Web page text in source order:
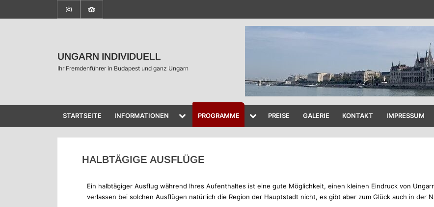
UNGARN INDIVIDUELL
Ihr Fremdenführer in Budapest und ganz Ungarn
STARTSEITE INFORMATIONEN PROGRAMME PREISE GALERIE KONTAKT IMPRESSUM
HALBTÄGIGE AUSFLÜGE
Ein halbtägiger Ausflug während Ihres Aufenthaltes ist eine gute Möglichkeit, einen kleinen Eindruck von
verlassen bei solchen Ausflügen natürlich die Region der Hauptstadt nicht, es gibt aber zum Glück auch in der